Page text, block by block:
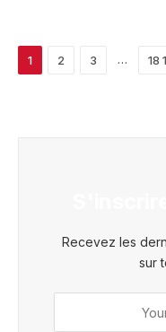
1 2 3 … 18
Recevez les
sur